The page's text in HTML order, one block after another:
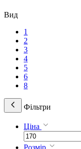
Вид
1
2
3
4
5
6
8
Фільтри
Ціна
Розмір